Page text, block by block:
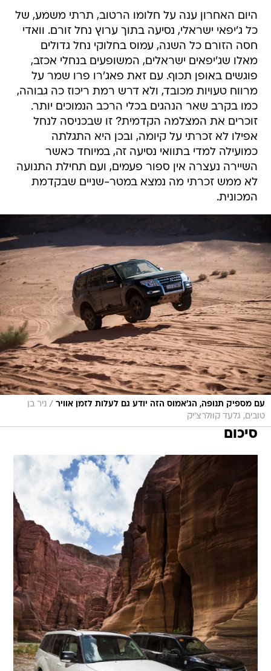
היום האחרון ענה על חלומו הרטוב, תרתי משמע, של
כל ג'יפאי ישראלי, נסיעה בתוך ערוץ נחל זורם. וואדי
חסה הזורם כל השנה, עמוס בחלוקי נחל גדולים
מאלו שג'יפאים ישראלים, המשופעים בנחלי אכזב,
פוגשים באופן תכוף. עם זאת פאג'רו פרו שמר על
מרווח טעויות מכובד, ולא דרש רמת ריכוז כה גבוהה,
כמו בקרב שאר הנהגים בכלי הרכב הנמוכים יותר.
זוכרים את המצלמה הקדמית? זו שבכניסה לנחל
אפילו לא זכרתי על קיומה, ובכן היא התגלתה
כמועילה למדי בתוואי נסיעה זה, במיוחד כאשר
השיירה נעצרה אין ספור פעמים, ועם תחילת התנועה
לא ממש זכרתי מה נמצא במטר-שניים שבקדמת
המכונית.
עם מספיק תנופה, הג'אמוס הזה יודע גם לעלות לזמן אוויר / ניר בן
טובים, גלעד קוולרצ'יק
סיכום